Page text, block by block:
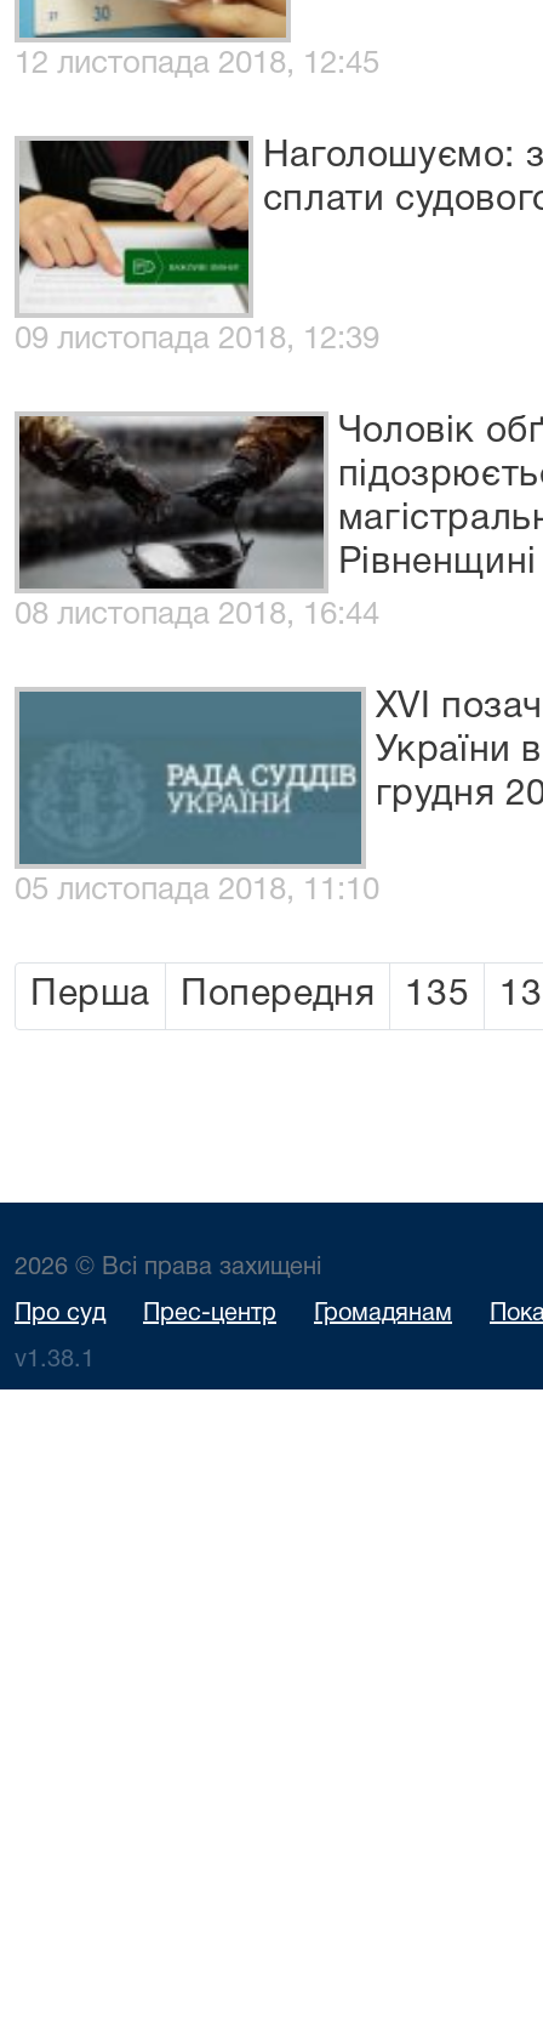
12 листопада 2018, 12:45
Наголошуємо:
сплати
09 листопада 2018, 12:39
Чоловік
08 листопада 2018, 16:44
XVI
України
грудня
05 листопада 2018, 11:10
Перша Попередня 135
2026 © Всі права захищені
Про суд Прес-центр Громадянам
v1.38.1